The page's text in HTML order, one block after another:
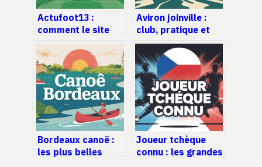
Actufoot13 :
comment le site
le paysage du foot
local
Aviron joinville :
club, pratique et
conseils pour bien
débuter
Bordeaux canoë :
les plus belles
Joueur tchèque
connu : les grandes